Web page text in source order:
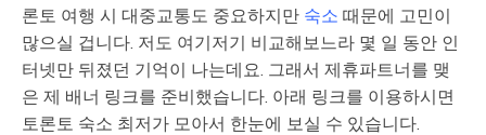
론토 여행 시 대중교통도 중요하지만 숙소 때문에 고민이
많으실 겁니다. 저도 여기저기 비교해보느라 몇 일 동안 인
터넷만 뒤졌던 기억이 나는데요. 그래서 제휴파트너를 맺
은 제 배너 링크를 준비했습니다. 아래 링크를 이용하시면
토론토 숙소 최저가 모아서 한눈에 보실 수 있습니다.